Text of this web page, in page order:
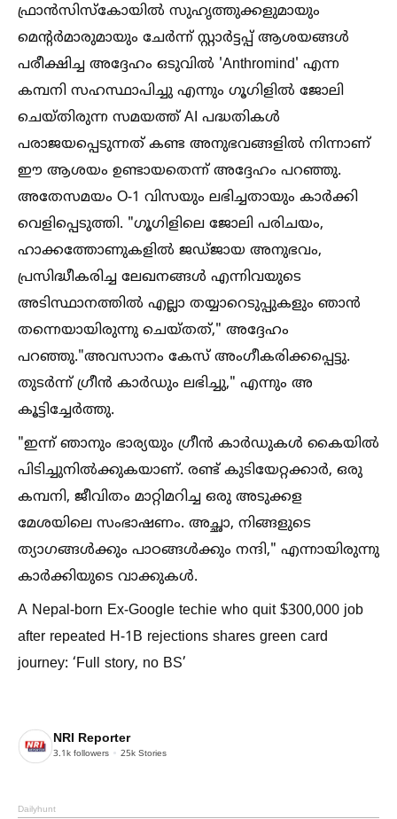
ഫ്രാൻസിസ്‌കോയില്‍ സുഹൃത്തുക്കളുമായും
മെന്റർമാരുമായും ചേർന്ന് സ്റ്റാർട്ടപ്പ് ആശയങ്ങള്‍
പരീക്ഷിച്ച അദ്ദേഹം ഒടുവില്‍ 'Anthromind' എന്ന
കമ്പനി സഹസ്ഥാപിച്ചു എന്നും ഗൂഗിളില്‍ ജോലി
ചെയ്തിരുന്ന സമയത്ത് AI പദ്ധതികള്‍
പരാജയപ്പെടുന്നത് കണ്ട അനുഭവങ്ങളില്‍ നിന്നാണ്
ഈ ആശയം ഉണ്ടായതെന്ന് അദ്ദേഹം പറഞ്ഞു.
അതേസമയം O-1 വിസയും ലഭിച്ചതായും കാർക്കി
വെളിപ്പെടുത്തി. "ഗൂഗിളിലെ ജോലി പരിചയം,
ഹാക്കത്തോണുകളില്‍ ജഡ്ജായ അനുഭവം,
പ്രസിദ്ധീകരിച്ച ലേഖനങ്ങള്‍ എന്നിവയുടെ
അടിസ്ഥാനത്തില്‍ എല്ലാ തയ്യാറെടുപ്പുകളും ഞാൻ
തന്നെയായിരുന്നു ചെയ്തത്," അദ്ദേഹം
പറഞ്ഞു."അവസാനം കേസ് അംഗീകരിക്കപ്പെട്ടു.
തുടർന്ന് ഗ്രീൻ കാർഡും ലഭിച്ചു," എന്നും അ
കൂട്ടിച്ചേർത്തു.
"ഇന്ന് ഞാനും ഭാര്യയും ഗ്രീൻ കാർഡുകള്‍ കൈയില്‍
പിടിച്ചുനില്‍ക്കുകയാണ്. രണ്ട് കുടിയേറ്റക്കാർ, ഒരു
കമ്പനി, ജീവിതം മാറ്റിമറിച്ച ഒരു അടുക്കള
മേശയിലെ സംഭാഷണം. അച്ഛാ, നിങ്ങളുടെ
ത്യാഗങ്ങള്‍ക്കും പാഠങ്ങള്‍ക്കും നന്ദി," എന്നായിരുന്നു
കാർക്കിയുടെ വാക്കുകള്‍.
A Nepal-born Ex-Google techie who quit $300,000 job
after repeated H-1B rejections shares green card
journey: ‘Full story, no BS’
NRI Reporter
3.1k followers 25k Stories
Dailyhunt